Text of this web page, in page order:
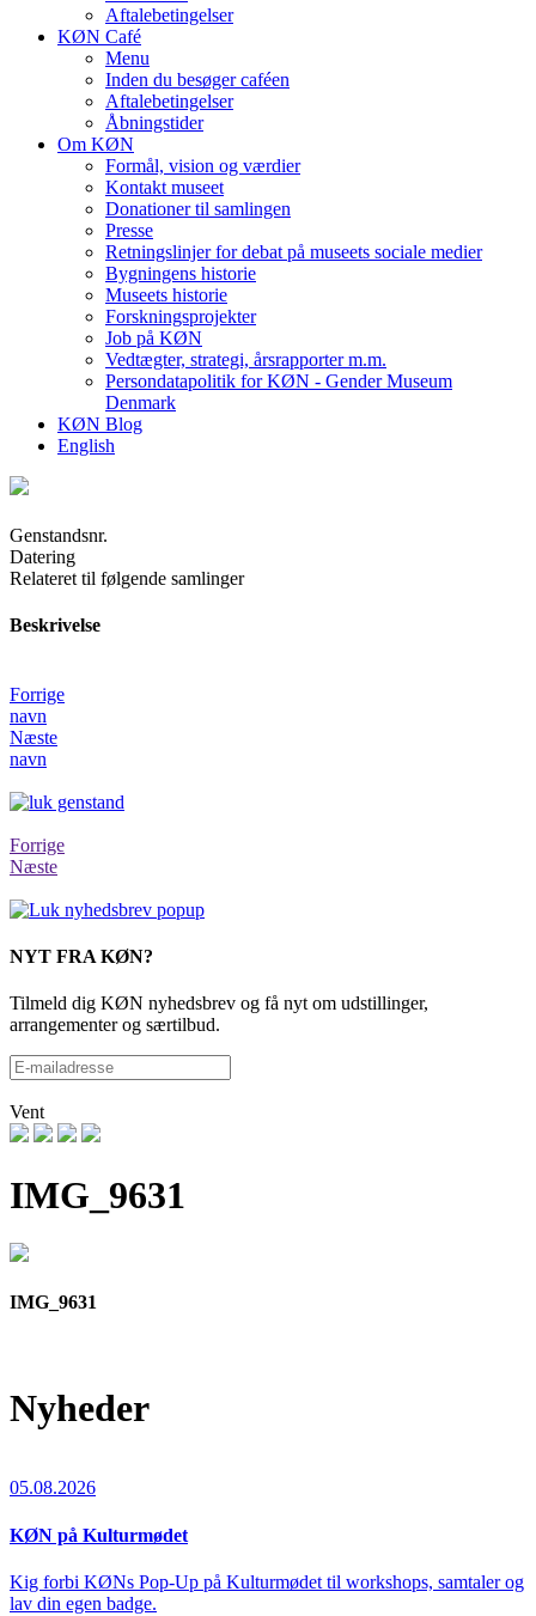
Aftalebetingelser
KØN Café
Menu
Inden du besøger caféen
Aftalebetingelser
Åbningstider
Om KØN
Formål, vision og værdier
Kontakt museet
Donationer til samlingen
Presse
Retningslinjer for debat på museets sociale medier
Bygningens historie
Museets historie
Forskningsprojekter
Job på KØN
Vedtægter, strategi, årsrapporter m.m.
Persondatapolitik for KØN - Gender Museum
Denmark
KØN Blog
English
Genstandsnr.
Datering
Relateret til følgende samlinger
Beskrivelse
Forrige
navn
Næste
navn
Forrige
Næste
NYT FRA KØN?
Tilmeld dig KØN nyhedsbrev og få nyt om udstillinger,
arrangementer og særtilbud.
Vent
IMG_9631
IMG_9631
Nyheder
05.08.2026
KØN på Kulturmødet
Kig forbi KØNs Pop-Up på Kulturmødet til workshops, samtaler og
lav din egen badge.